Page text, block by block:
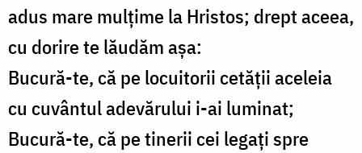
adus mare mulţime la Hristos; drept aceea,
cu dorire te lăudăm aşa:
Bucură-te, că pe locuitorii cetăţii aceleia
cu cuvântul adevărului i-ai luminat;
Bucură-te, că pe tinerii cei legaţi spre